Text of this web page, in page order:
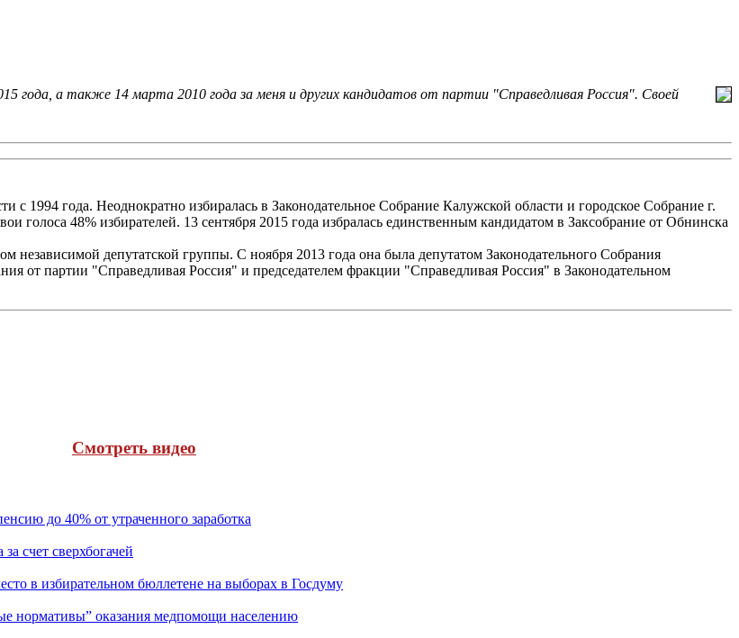
года, а также 14 марта 2010 года за меня и других кандидатов от партии "Справедливая Россия". Своей
с 1994 года. Неоднократно избиралась в Законодательное Собрание Калужской области и городское Собрание г.
голоса 48% избирателей. 13 сентября 2015 года избралась единственным кандидатом в Заксобрание от Обнинска
независимой депутатской группы. С ноября 2013 года она была депутатом Законодательного Собрания
от партии "Справедливая Россия" и председателем фракции "Справедливая Россия" в Законодательном
Cмотреть видео
до 40% от утраченного заработка
сверхбогачей
в избирательном бюллетене на выборах в Госдуму
оказания медпомощи населению